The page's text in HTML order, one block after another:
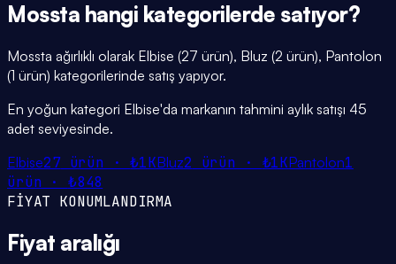
Mossta hangi kategorilerde satıyor?
Mossta ağırlıklı olarak Elbise (27 ürün), Bluz (2 ürün), Pantolon
(1 ürün) kategorilerinde satış yapıyor.
En yoğun kategori Elbise'da markanın tahmini aylık satışı 45
adet seviyesinde.
Elbise27ürün ·₺1KBluz2 ürün · ₺1KPantolon1
ürün · ₺848
FİYAT KONUMLANDIRMA
Fiyat aralığı